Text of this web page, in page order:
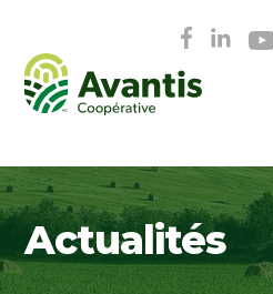
Actualités